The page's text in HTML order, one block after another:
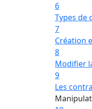
6
Types de
7
Création
8
Modifier
9
Les